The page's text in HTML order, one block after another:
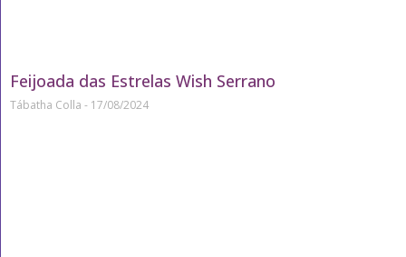
Feijoada das Estrelas Wish Serrano
Tábatha Colla 17/08/2024